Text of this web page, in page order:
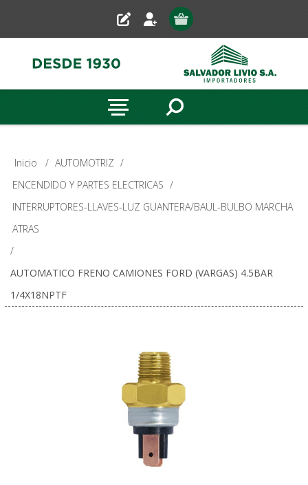
Inicio / AUTOMOTRIZ /
ENCENDIDO Y PARTES ELECTRICAS /
INTERRUPTORES-LLAVES-LUZ GUANTERA/BAUL-BULBO MARCHA
ATRAS
/
AUTOMATICO FRENO CAMIONES FORD (VARGAS) 4.5BAR
1/4X18NPTF